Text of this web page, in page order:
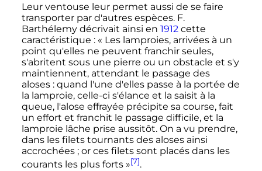
Leur ventouse leur permet aussi de se faire
transporter par d'autres espèces. F.
Barthélemy décrivait ainsi en 1912cette
caractéristique : « Les lamproies, arrivées à un
point qu'elles ne peuvent franchir seules,
s'abritent sous une pierre ou un obstacle et s'y
maintiennent, attendant le passage des
aloses : quand l'une d'elles passe à la portée de
la lamproie, celle-ci s'élance et la saisit à la
queue, l'alose effrayée précipite sa course, fait
un effort et franchit le passage difficile, et la
lamproie lâche prise aussitôt. On a vu prendre,
dans les filets tournants des aloses ainsi
accrochées ; or ces filets sont placés dans les
courants les plus forts »[7].